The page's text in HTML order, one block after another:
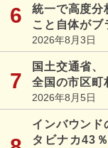
統一で高度分
こと自体がブ
2026年8月3日
国土交通省、
全国の市区町
2026年8月5日
インバウンド
タビナカ43